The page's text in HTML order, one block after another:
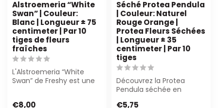
Alstroemeria “White
Swan” | Couleur:
Blanc | Longueur ± 75
centimeter | Par 10
tiges de fleurs
fraîches
L'Alstroemeria “White
Swan” de Freshy est une
€8,00
Séché Protea Pendula
| Couleur: Naturel
Rouge Orange |
Protea Fleurs Séchées
| Longueur ± 35
centimeter | Par 10
tiges
Découvrez la Protea
Pendula séchée en
€5,75